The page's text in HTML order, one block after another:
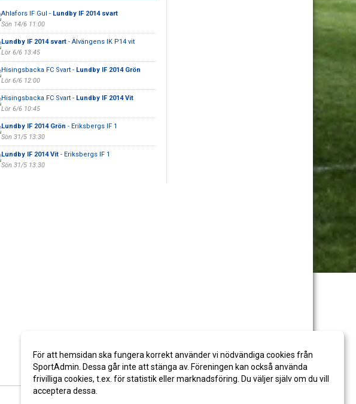
Ahlafors IF Gul - Lundby IF 2014 svart
Sön 14/6 11:00
Lundby IF 2014 svart- Älvängens IK P14 vit
Lör 6/6 13:45
Hisingsbacka FC Svart - Lundby IF 2014 Grön
Lör 6/6 12:00
Hisingsbacka FC Svart - Lundby IF 2014 Vit
Lör 6/6 10:45
Lundby IF 2014 Grön - Eriksbergs IF 1
Sön 31/5 13:30
Lundby IF 2014 Vit- Eriksbergs IF 1
Sön 31/5 13:30
För att hemsidan ska fungera korrekt använder vi nödvändiga cookies från
SportAdmin. Dessa går inte att stänga av. Föreningen kan också använda
frivilliga cookies, t.ex. för statistik eller marknadsföring. Du väljer själv om du vill
acceptera dessa.